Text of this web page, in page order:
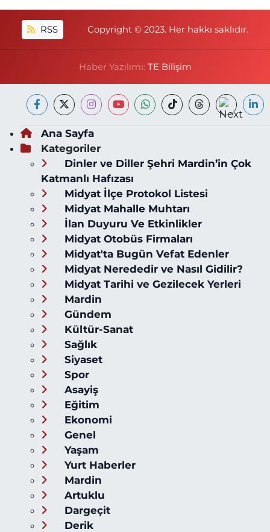
RSS Copyright © 2023. Her hakkı saklıdır.
Haber Yazılımı: TE Bilişim
Ana Sayfa
Kategoriler
Dinler ve Diller Şehri Mardin’in Çok
Katmanlı Hafızası
Midyat İlçe Protokol Listesi
Midyat Mahalle Muhtarı
İlan Duyuru Ve Etkinlikler
Midyat Otobüs Firmaları
Midyat'ta Bugün Vefat Edenler
Midyat Nerededir ve Nasıl Gidilir?
Midyat Tarihi ve Gezilecek Yerleri
Mardin
Gündem
Kültür-Sanat
Sağlık
Siyaset
Spor
Asayiş
Eğitim
Ekonomi
Genel
Yaşam
Yurt Haberler
Mardin
Artuklu
Dargeçit
Derik